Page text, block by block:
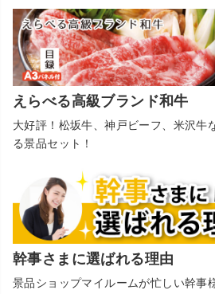
えらべる高級ブランド和牛
大好評！松坂牛、神戸ビーフ、米沢牛
る景品セット！
幹事さまに選ばれる理由
景品ショップマイルームが忙しい幹事